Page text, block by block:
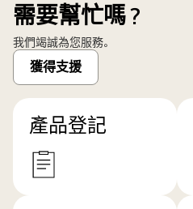
需要幫忙嗎？
我們竭誠為您服務。
獲得支援
產品登記